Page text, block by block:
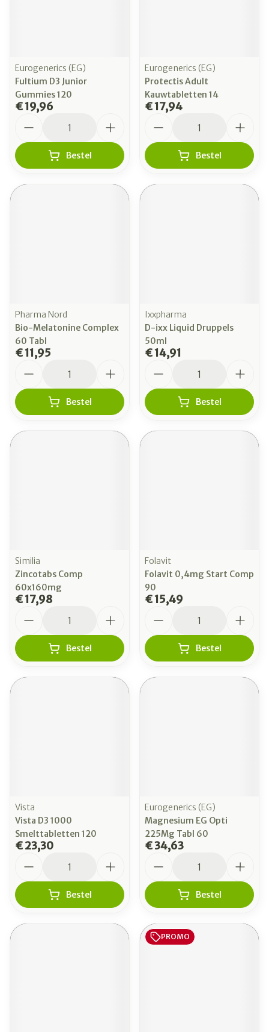
Eurogenerics (EG)
Fultium D3 Junior
Gummies 120
€ 19,96
Bestel
Eurogenerics (EG)
Protectis Adult
Kauwtabletten 14
€ 17,94
Bestel
Pharma Nord
Bio-Melatonine Complex
60 Tabl
€ 11,95
Bestel
Ixxpharma
D-ixx Liquid Druppels
50ml
€ 14,91
Bestel
Similia
Zincotabs Comp
60x160mg
€ 17,98
Bestel
Folavit
Folavit 0,4mg Start Comp
90
€ 15,49
Bestel
Vista
Vista D3 1000
Smelttabletten 120
€ 23,30
Bestel
Eurogenerics (EG)
Magnesium EG Opti
225Mg Tabl 60
€ 34,63
Bestel
PROMO